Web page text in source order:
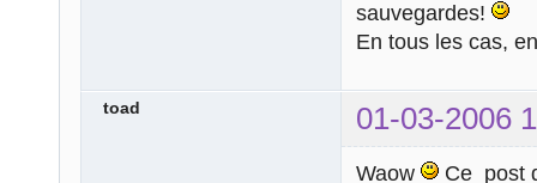
sauvegardes!
En tous les cas,
toad 01-03-2006
Waow
Ce post